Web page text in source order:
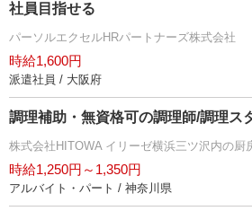
社員目指せる
パーソルエクセルHRパートナーズ株式会社
時給1,600円
派遣社員 / 大阪府
調理補助・無資格可の調理師/調理ス
株式会社HITOWA イリーゼ横浜三ツ沢内の厨
時給1,250円～1,350円
アルバイト・パート / 神奈川県